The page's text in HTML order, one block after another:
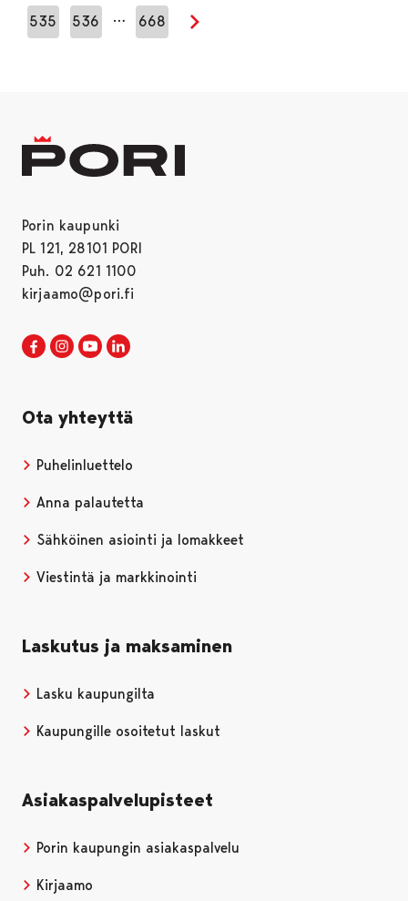
535 536 … 668
Seuraava sivu
Porin kaupunki
PL 121, 28101 PORI
Puh. 02 621 1100
kirjaamo@pori.fi
Porin kaupunki Facebookissa
Avautuu uudessa välilehdessä
Porin kaupunki Instagramissa
Avautuu uudessa välilehdessä
Porin kaupunki Youtubessa
Avautuu uudessa välilehdessä
Ota yhteyttä
Puhelinluettelo
Anna palautetta
Sähköinen asiointi ja lomakkeet
Viestintä ja markkinointi
Laskutus ja maksaminen
Lasku kaupungilta
Kaupungille osoitetut laskut
Asiakaspalvelupisteet
Porin kaupungin asiakaspalvelu
Kirjaamo